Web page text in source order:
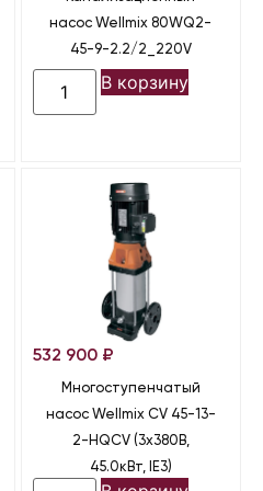
насос Wellmix 80WQ2-
45-9-2.2/2_220V
В корзину
532 900 ₽
Многоступенчатый
насос Wellmix CV 45-13-
2-HQCV (3х380В,
45.0кВт, IE3)